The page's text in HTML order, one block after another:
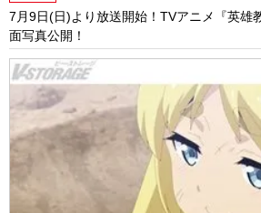
7月9日(日)より放送開始！TVアニメ『英雄
面写真公開！